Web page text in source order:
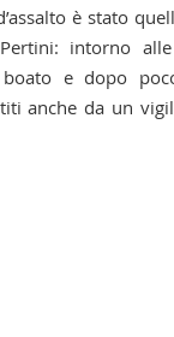
è stato
intorno
e dopo
anche da un